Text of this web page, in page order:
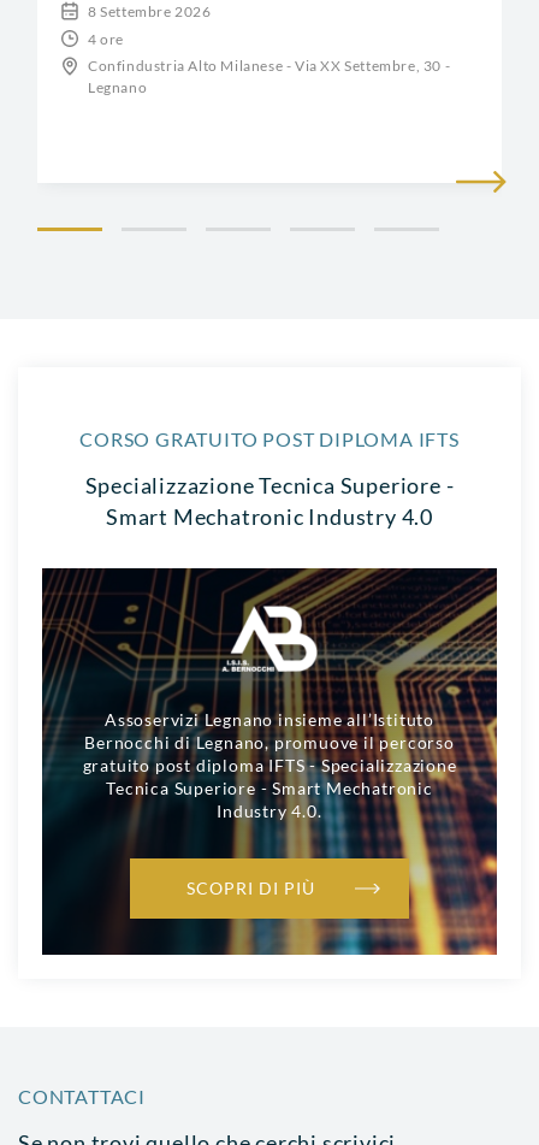
8 Settembre 2026
4 ore
Confindustria Alto Milanese - Via XX Settembre, 30 -
Legnano
CORSO GRATUITO POST DIPLOMA IFTS
Specializzazione Tecnica Superiore -
Smart Mechatronic Industry 4.0
Assoservizi Legnano insieme all’Istituto
Bernocchi di Legnano, promuove il percorso
gratuito post diploma IFTS - Specializzazione
Tecnica Superiore - Smart Mechatronic
Industry 4.0.
SCOPRI DI PIÙ
CONTATTACI